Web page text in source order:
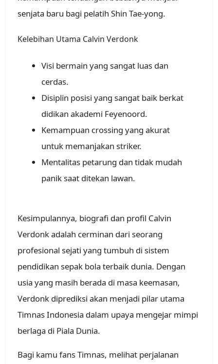
senjata baru bagi pelatih Shin Tae-yong.
Kelebihan Utama Calvin Verdonk
Visi bermain yang sangat luas dan
cerdas.
Disiplin posisi yang sangat baik berkat
didikan akademi Feyenoord.
Kemampuan crossing yang akurat
untuk memanjakan striker.
Mentalitas petarung dan tidak mudah
panik saat ditekan lawan.
Kesimpulannya, biografi dan profil Calvin
Verdonk adalah cerminan dari seorang
profesional sejati yang tumbuh di sistem
pendidikan sepak bola terbaik dunia. Dengan
usia yang masih berada di masa keemasan,
Verdonk diprediksi akan menjadi pilar utama
Timnas Indonesia dalam upaya mengejar mimpi
berlaga di Piala Dunia.
Bagi kamu fans Timnas, melihat perjalanan